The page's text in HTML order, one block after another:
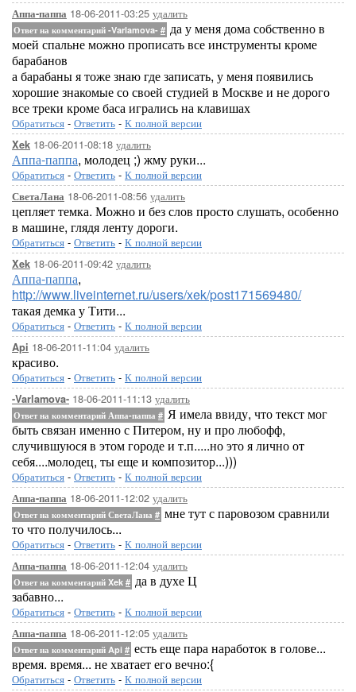
Аппа-паппа 18-06-2011-03:25 удалить
Ответ на комментарий -Varlamova- # да у меня дома собственно в
моей спальне можно прописать все инструменты кроме
барабанов
а барабаны я тоже знаю где записать, у меня появились
хорошие знакомые со своей студией в Москве и не дорого
все треки кроме баса игрались на клавишах
Обратиться - Ответить - К полной версии
Xek 18-06-2011-08:18 удалить
Аппа-паппа, молодец ;) жму руки...
Обратиться - Ответить - К полной версии
СветаЛана 18-06-2011-08:56 удалить
цепляет темка. Можно и без слов просто слушать, особенно
в машине, глядя ленту дороги.
Обратиться - Ответить - К полной версии
Xek 18-06-2011-09:42 удалить
Аппа-паппа,
http://www.liveinternet.ru/users/xek/post171569480/
такая демка у Тити...
Обратиться - Ответить - К полной версии
Api 18-06-2011-11:04 удалить
красиво.
Обратиться - Ответить - К полной версии
-Varlamova- 18-06-2011-11:13 удалить
Ответ на комментарий Аппа-паппа # Я имела ввиду, что текст мог
быть связан именно с Питером, ну и про любофф,
случившуюся в этом городе и т.п.....но это я лично от
себя....молодец, ты еще и композитор...)))
Обратиться - Ответить - К полной версии
Аппа-паппа 18-06-2011-12:02 удалить
Ответ на комментарий СветаЛана # мне тут с паровозом сравнили
то что получилось...
Обратиться - Ответить - К полной версии
Аппа-паппа 18-06-2011-12:04 удалить
Ответ на комментарий Xek # да в духе Ц
забавно...
Обратиться - Ответить - К полной версии
Аппа-паппа 18-06-2011-12:05 удалить
Ответ на комментарий Api # есть еще пара наработок в голове...
время. время... не хватает его вечно:{
Обратиться - Ответить - К полной версии